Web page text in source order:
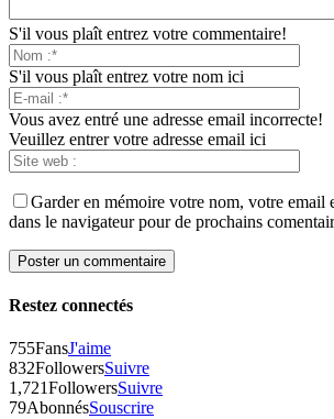
S'il vous plaît entrez votre commentaire!
S'il vous plaît entrez votre nom ici
Vous avez entré une adresse email incorrecte!
Veuillez entrer votre adresse email ici
Garder en mémoire votre nom, votre email
dans le navigateur pour de prochains
Restez connectés
755FansJ'aime
832FollowersSuivre
1,721FollowersSuivre
79AbonnésSouscrire